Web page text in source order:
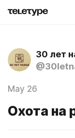
30 лет
May 26
Охота на